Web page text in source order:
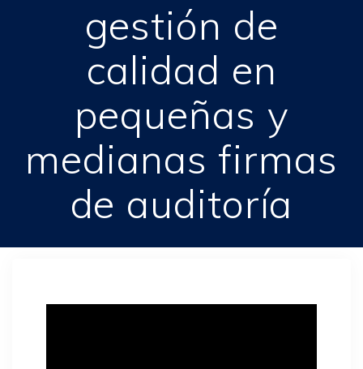
gestión de
calidad en
pequeñas y
medianas firmas
de auditoría